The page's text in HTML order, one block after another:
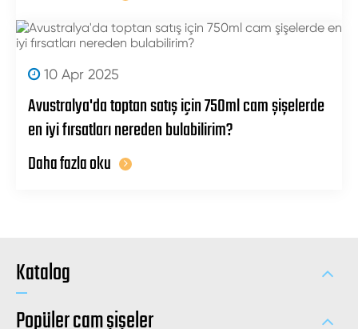
10 Apr 2025
Avustralya'da toptan satış için 750ml cam şişelerde
en iyi fırsatları nereden bulabilirim?
Daha fazla oku
Katalog
Popüler cam şişeler